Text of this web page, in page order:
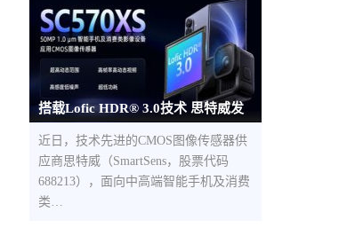
搭载Lofic HDR® 3.0技术 思特威发
布全新5000万像素1.0μm像素尺寸
近日，技术先进的CMOS图像传感器供
应商思特威（SmartSens，股票代码
688213），面向中高端智能手机及消费
类…